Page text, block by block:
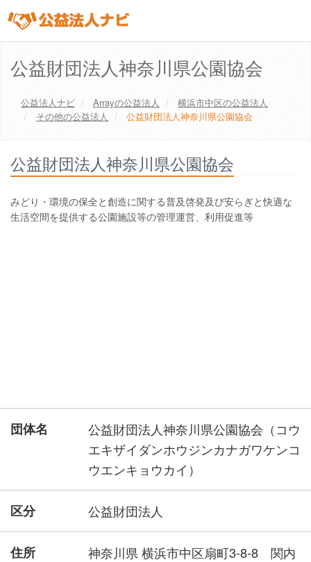
公益財団法人神奈川県公園協会
公益法人ナビ Arrayの公益法人 横浜市中区の公益法人
その他の公益法人
公益財団法人神奈川県公園協会
公益財団法人神奈川県公園協会
みどり・環境の保全と創造に関する普及啓発及び安らぎと快適な
生活空間を提供する公園施設等の管理運営、利用促進等
団体名
公益財団法人神奈川県公園協会（コウ
エキザイダンホウジンカナガワケンコ
ウエンキョウカイ）
区分 公益財団法人
住所
神奈川県 横浜市中区扇町3-8-8 関内